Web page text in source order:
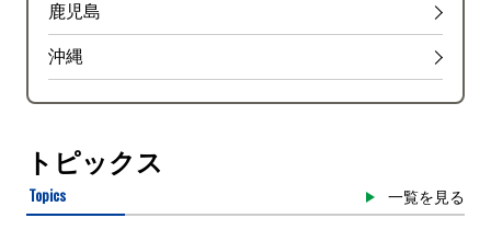
鹿児島
沖縄
トピックス
Topics 一覧を見る